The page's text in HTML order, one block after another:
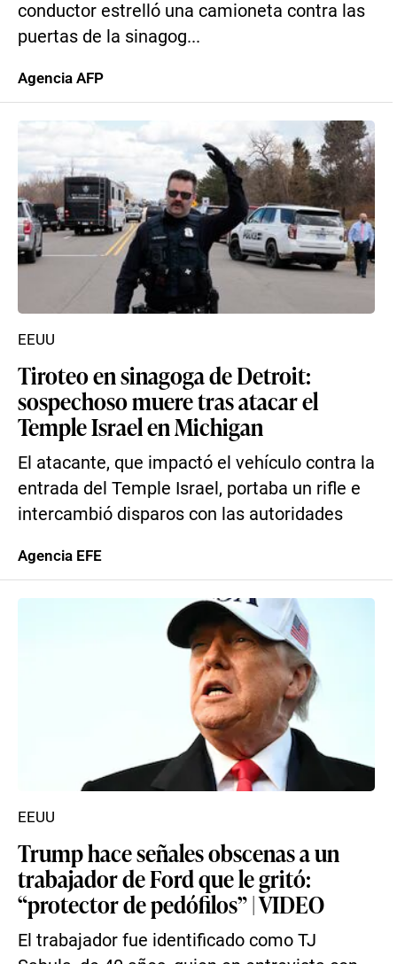
conductor estrelló una camioneta contra las
puertas de la sinagog...
Agencia AFP
Tiroteo en sinagoga de Detroit:
sospechoso muere tras atacar el
Temple Israel en Michigan
El atacante, que impactó el vehículo contra la
entrada del Temple Israel, portaba un rifle e
intercambió disparos con las autoridades
EEUU
Agencia EFE
Trump hace señales obscenas a un
trabajador de Ford que le gritó:
“protector de pedófilos” | VIDEO
El trabajador fue identificado como TJ
EEUU